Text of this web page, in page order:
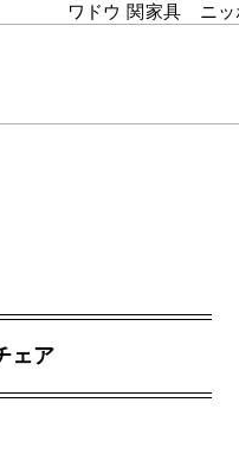
ェア